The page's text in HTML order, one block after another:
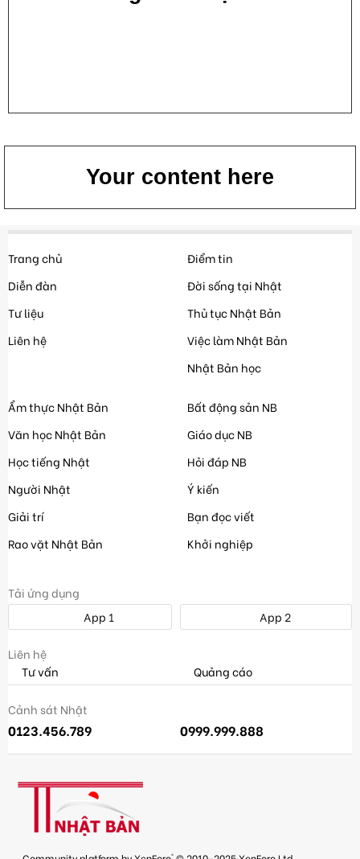
Your content here
Trang chủ
Diễn đàn
Tư liệu
Liên hệ
Điểm tin
Đời sống tại Nhật
Thủ tục Nhật Bản
Việc làm Nhật Bản
Nhật Bản học
Ẩm thực Nhật Bản
Văn học Nhật Bản
Học tiếng Nhật
Người Nhật
Giải trí
Rao vặt Nhật Bản
Bất động sản NB
Giáo dục NB
Hỏi đáp NB
Ý kiến
Bạn đọc viết
Khởi nghiệp
Tải ứng dụng
App 1
App 2
Liên hệ
Tư vấn
Quảng cáo
Cảnh sát Nhật
0123.456.789 0999.999.888
®